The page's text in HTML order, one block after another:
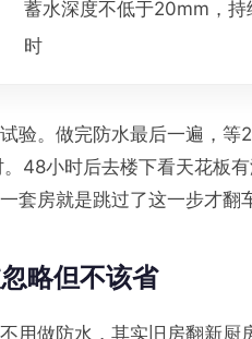
蓄水深度不低于20mm，
时
验。做完防水最后一遍，
48小时后去楼下看天花板
套房就是跳过了这一步才翻
略但不该省
用做防水，其实旧房翻新